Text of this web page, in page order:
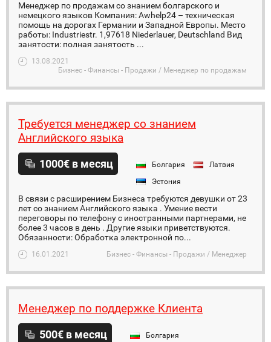
Менеджер по продажам со знанием болгарского и
немецкого языков Компания: Awhelp24 – техническая
помощь на дорогах Германии и Западной Европы. Место
работы: Industriestr. 1,97618 Niederlauer, Deutschland Вид
занятости: полная занятость ...
13.08.2021
Бизнес - Финансы - Продажи / Менеджер по продажам
Требуется менеджер со знанием
Английского языка
1000€ в месяц Болгария
Латвия
Эстония
В связи с расширением Бизнеса требуются девушки от 23
лет со знанием Английского языка . Умение вести
переговоры по телефону с иностранными партнерами, не
более 3 часов в день . Другие языки приветствуются.
Обязанности: Обработка электронной по...
16.01.2021 Бизнес - Финансы - Продажи / Менеджер
Менеджер по поддержке Клиента
500€ в месяц Болгария